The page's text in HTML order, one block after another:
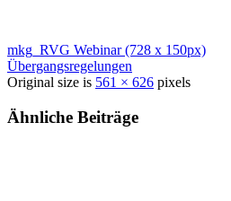
mkg_RVG Webinar (728 x 150px)
Übergangsregelungen
Original size is 561 × 626 pixels
Ähnliche Beiträge